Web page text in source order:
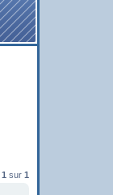
1 sur 1